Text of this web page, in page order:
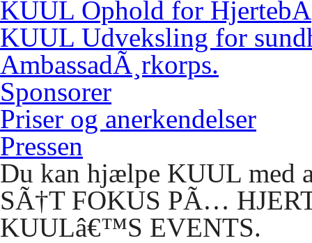
KUUL Ophold for
KUUL Udveksling for
AmbassadÃ¸rkorps.
Sponsorer
Priser og anerkendelser
Pressen
Du kan hjælpe KUUL med
SÃ†T FOKUS PÃ…
KUULâ€™S EVENTS.